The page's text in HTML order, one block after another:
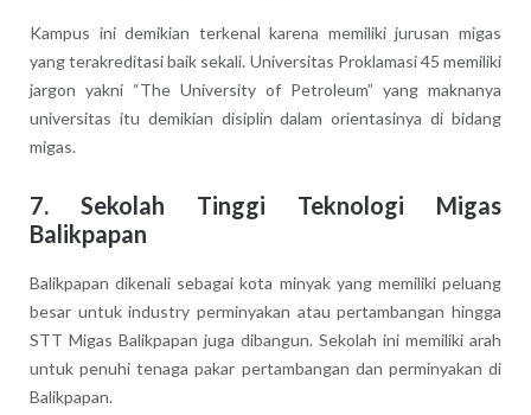
Kampus ini demikian terkenal karena memiliki jurusan migas
yang terakreditasi baik sekali. Universitas Proklamasi 45 memiliki
jargon yakni “The University of Petroleum” yang maknanya
universitas itu demikian disiplin dalam orientasinya di bidang
migas.
7. Sekolah Tinggi Teknologi Migas
Balikpapan
Balikpapan dikenali sebagai kota minyak yang memiliki peluang
besar untuk industry perminyakan atau pertambangan hingga
STT Migas Balikpapan juga dibangun. Sekolah ini memiliki arah
untuk penuhi tenaga pakar pertambangan dan perminyakan di
Balikpapan.